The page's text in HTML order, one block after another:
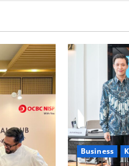
Business